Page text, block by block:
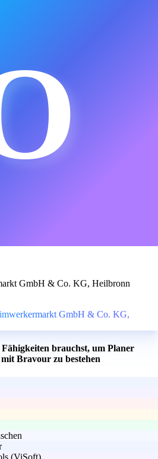
GmbH & Co. KG, Heilbronn
GmbH & Co. KG,
brauchst, um Planer
Bravour zu bestehen